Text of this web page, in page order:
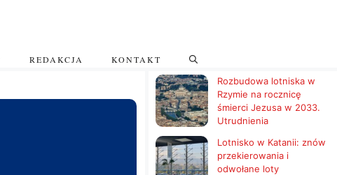
REDAKCJA KONTAKT
Rozbudowa lotniska w
Rzymie na rocznicę
śmierci Jezusa w 2033.
Utrudnienia
Lotnisko w Katanii: znów
przekierowania i
odwołane loty